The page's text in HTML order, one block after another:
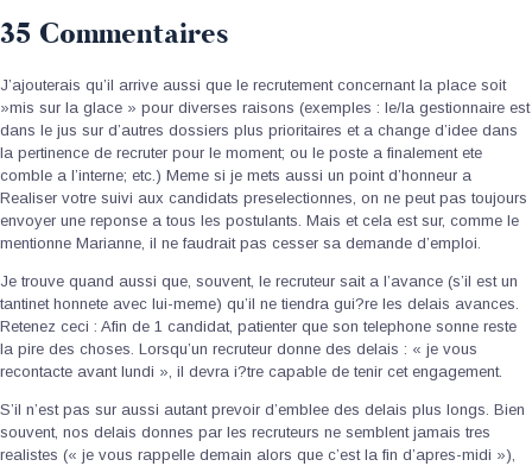
35 Commentaires
J’ajouterais qu’il arrive aussi que le recrutement concernant la place soit
»mis sur la glace » pour diverses raisons (exemples : le/la gestionnaire est
dans le jus sur d’autres dossiers plus prioritaires et a change d’idee dans
la pertinence de recruter pour le moment; ou le poste a finalement ete
comble a l’interne; etc.) Meme si je mets aussi un point d’honneur a
Realiser votre suivi aux candidats preselectionnes, on ne peut pas toujours
envoyer une reponse a tous les postulants. Mais et cela est sur, comme le
mentionne Marianne, il ne faudrait pas cesser sa demande d’emploi.
Je trouve quand aussi que, souvent, le recruteur sait a l’avance (s’il est un
tantinet honnete avec lui-meme) qu’il ne tiendra gui?re les delais avances.
Retenez ceci : Afin de 1 candidat, patienter que son telephone sonne reste
la pire des choses. Lorsqu’un recruteur donne des delais : « je vous
recontacte avant lundi », il devra i?tre capable de tenir cet engagement.
S’il n’est pas sur aussi autant prevoir d’emblee des delais plus longs. Bien
souvent, nos delais donnes par les recruteurs ne semblent jamais tres
realistes (« je vous rappelle demain alors que c’est la fin d’apres-midi »),